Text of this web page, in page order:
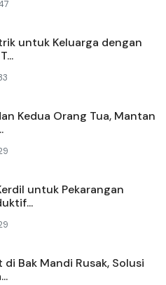
untuk Keluarga dengan
Kedua Orang Tua, Mantan
untuk Pekarangan
di Bak Mandi Rusak, Solusi